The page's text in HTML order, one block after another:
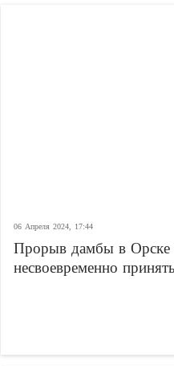
06 Апреля 2024, 17:44
Прорыв дамбы в Орске
несвоевременно